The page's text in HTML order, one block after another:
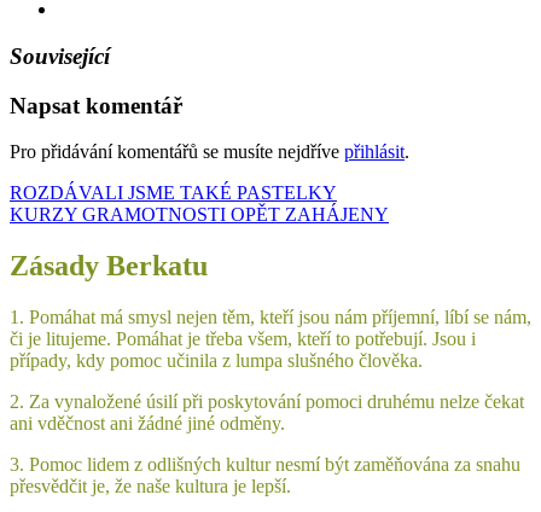
Související
Napsat komentář
Pro přidávání komentářů se musíte nejdříve přihlásit.
Navigace
pro
příspěvek
ROZDÁVALI JSME TAKÉ PASTELKY
KURZY GRAMOTNOSTI OPĚT ZAHÁJENY
Zásady Berkatu
1. Pomáhat má smysl nejen těm, kteří jsou nám příjemní, líbí se nám,
či je litujeme. Pomáhat je třeba všem, kteří to potřebují. Jsou i
případy, kdy pomoc učinila z lumpa slušného člověka.
2. Za vynaložené úsilí při poskytování pomoci druhému nelze čekat
ani vděčnost ani žádné jiné odměny.
3. Pomoc lidem z odlišných kultur nesmí být zaměňována za snahu
přesvědčit je, že naše kultura je lepší.